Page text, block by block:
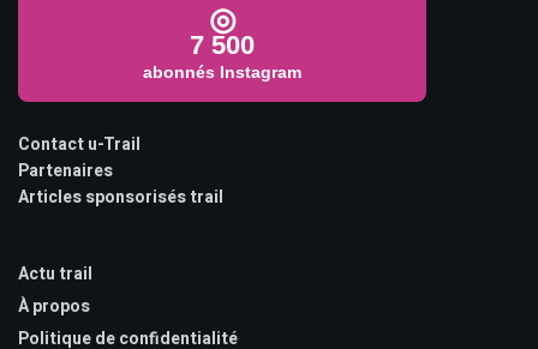
◎
7 500
abonnés Instagram
Contact u-Trail
Partenaires
Articles sponsorisés trail
Actu trail
À propos
Politique de confidentialité